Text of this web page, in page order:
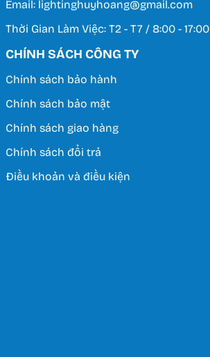
Email: lightinghuyhoang@gmail.com
Thời Gian Làm Việc: T2 - T7 / 8:00 - 17:00
CHÍNH SÁCH CÔNG TY
Chính sách bảo hành
Chính sách bảo mật
Chính sách giao hàng
Chính sách đổi trả
Điều khoản và điều kiện